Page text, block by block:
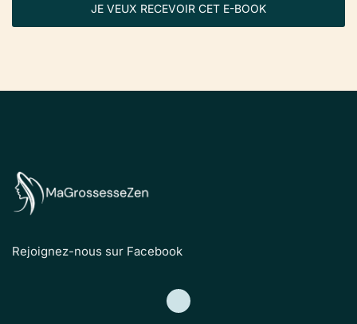
JE VEUX RECEVOIR CET E-BOOK
Rejoignez-nous sur Facebook